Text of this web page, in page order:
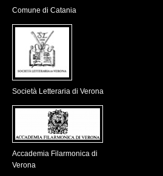
Comune di Catania
Società Letteraria di Verona
Accademia Filarmonica di
Verona